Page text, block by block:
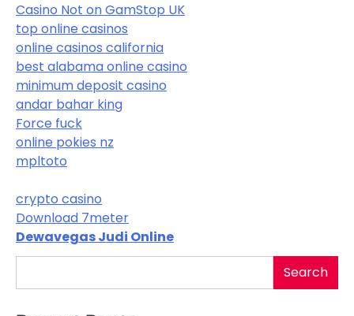
Casino Not on GamStop UK
top online casinos
online casinos california
best alabama online casino
minimum deposit casino
andar bahar king
Force fuck
online pokies nz
mpltoto
crypto casino
Download 7meter
Dewavegas Judi Online
Search